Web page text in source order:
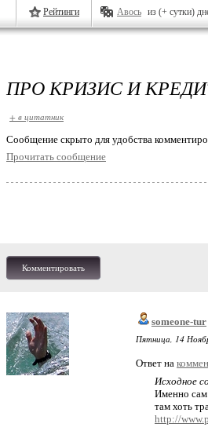
Рейтинги Авось из (+ сутки)
ПРО КРИЗИС И
+ в цитатник
Cообщение скрыто для удобства
Прочитать сообщение
Комментировать
someone-tur
Пятница, 14
Ответ на
Исходное
Именно сам
там хоть
http://